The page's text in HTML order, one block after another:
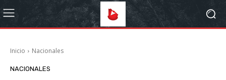
Inicio Nacionales
NACIONALES